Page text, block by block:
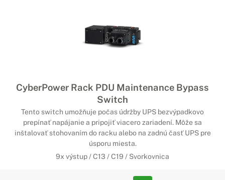
CyberPower Rack PDU Maintenance Bypass
Switch
Tento switch umožňuje počas údržby UPS bezvýpadkovo
prepínať napájanie a pripojiť viacero zariadení. Môže sa
inštalovať stohovaním do racku alebo na zadnú časť UPS pre
úsporu miesta.
9x výstup / C13 / C19 / Svorkovnica